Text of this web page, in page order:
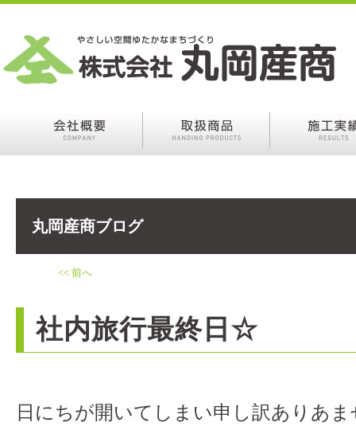
丸岡産商ブログ
<< 前へ
社内旅行最終日☆
日にちが開いてしまい申し訳ありあま